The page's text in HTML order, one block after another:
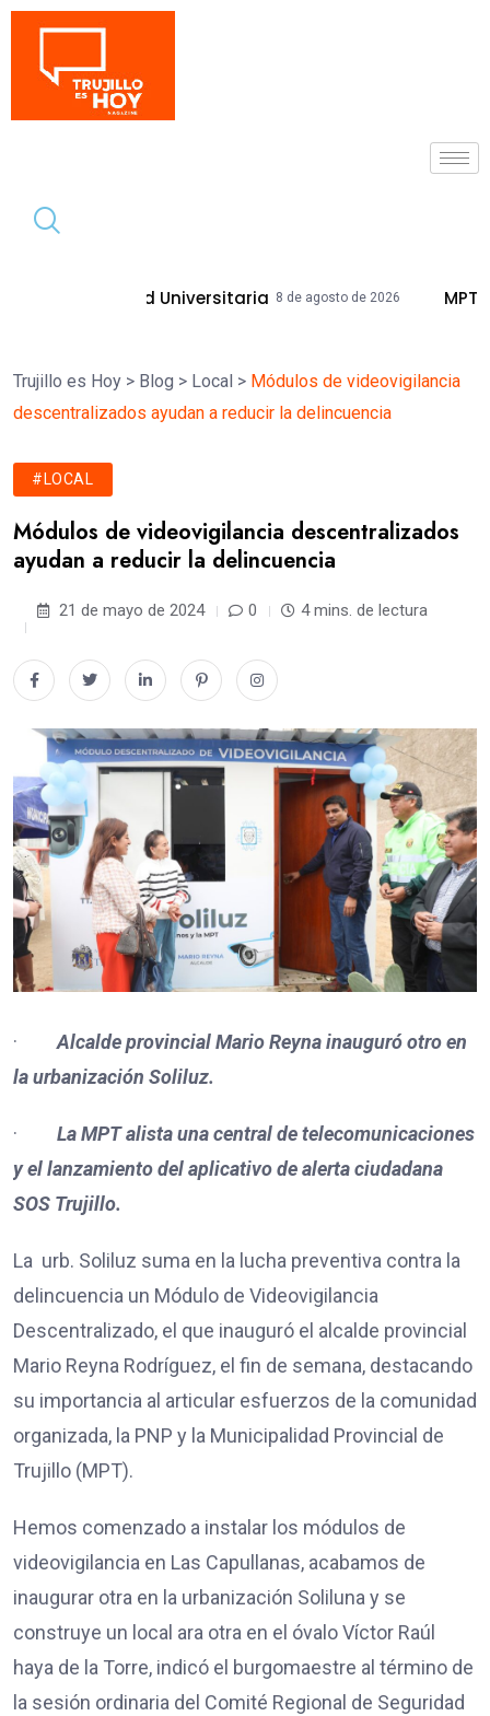
8 de agosto de 2026 MPT Mejorará
Trujillo es Hoy > Blog > Local > Módulos de videovigilancia
descentralizados ayudan a reducir la delincuencia
#LOCAL
Módulos de videovigilancia descentralizados
ayudan a reducir la delincuencia
21 de mayo de 2024 0 4 mins. de lectura
·Alcalde provincial Mario Reyna inauguró otro en
la urbanización Soliluz.
· La MPT alista una central de telecomunicaciones
y el lanzamiento del aplicativo de alerta ciudadana
SOS Trujillo.
La urb. Soliluz suma en la lucha preventiva contra la
delincuencia un Módulo de Videovigilancia
Descentralizado, el que inauguró el alcalde provincial
Mario Reyna Rodríguez, el fin de semana, destacando
su importancia al articular esfuerzos de la comunidad
organizada, la PNP y la Municipalidad Provincial de
Trujillo (MPT).
Hemos comenzado a instalar los módulos de
videovigilancia en Las Capullanas, acabamos de
inaugurar otra en la urbanización Soliluna y se
construye un local ara otra en el óvalo Víctor Raúl
haya de la Torre, indicó el burgomaestre al término de
la sesión ordinaria del Comité Regional de Seguridad